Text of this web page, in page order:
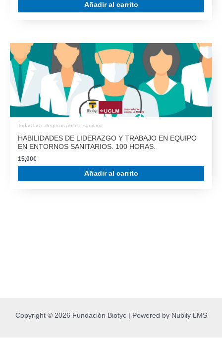
Añadir al carrito
Todas las categorias ámbito sanitario
HABILIDADES DE LIDERAZGO Y TRABAJO EN EQUIPO
EN ENTORNOS SANITARIOS. 100 HORAS.
15,00€
Añadir al carrito
Copyright © 2026 Fundación Biotyc | Powered by Nubily LMS